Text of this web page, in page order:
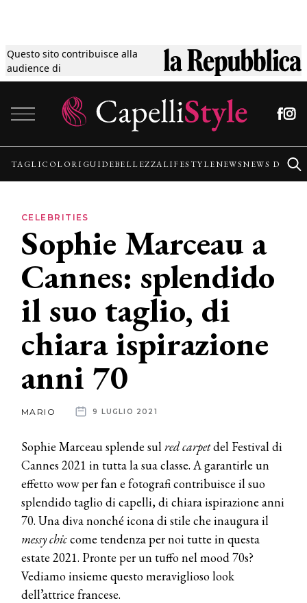
Questo sito contribuisce alla
audience di
Tagli
Colori
Guide
Lifestyle
News
News
aziende
TAGLICOLORI GUIDEBELLEZZALIFESTYLENEWSNEWS
CELEBRITIES
Sophie Marceau a
Cannes: splendido
il suo taglio, di
chiara ispirazione
anni 70
MARIO 9 LUGLIO 2021
Sophie Marceau splende sulred carpetdel Festival di
Cannes 2021 in tutta la sua classe. A garantirle un
effetto wow per fan e fotografi contribuisce il suo
splendido taglio di capelli, di chiara ispirazione anni
70. Una diva nonché icona di stile che inaugura il
messy chiccome tendenza per noi tutte in questa
estate 2021. Pronte per un tuffo nel mood 70s?
Vediamo insieme questo meraviglioso look
dell’attrice francese.